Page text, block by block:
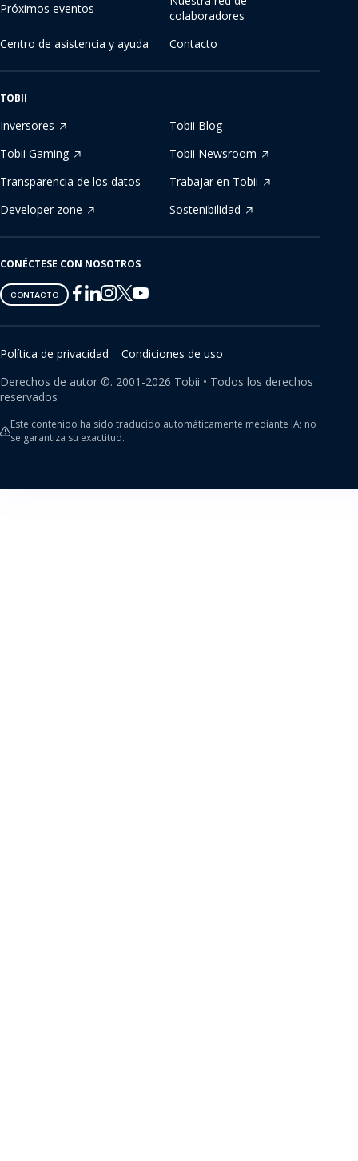
Próximos eventos
colaboradores
Centro de asistencia y ayuda
Contacto
TOBII
Inversores
Tobii Blog
Tobii Gaming
Tobii Newsroom
Transparencia de los datos
Trabajar en Tobii
Developer zone
Sostenibilidad
CONÉCTESE CON NOSOTROS
CONTACTO
Tobii
on
Facebook
Tobii
on
Linkedin
Tobii
on
Instagram
Tobii
on
Twitter
Tobii
on
Youtube
Política de privacidad
Condiciones de uso
Derechos de autor ©. 2001-2026 Tobii • Todos los derechos
reservados
Este contenido ha sido traducido automáticamente mediante IA; no
se garantiza su exactitud.